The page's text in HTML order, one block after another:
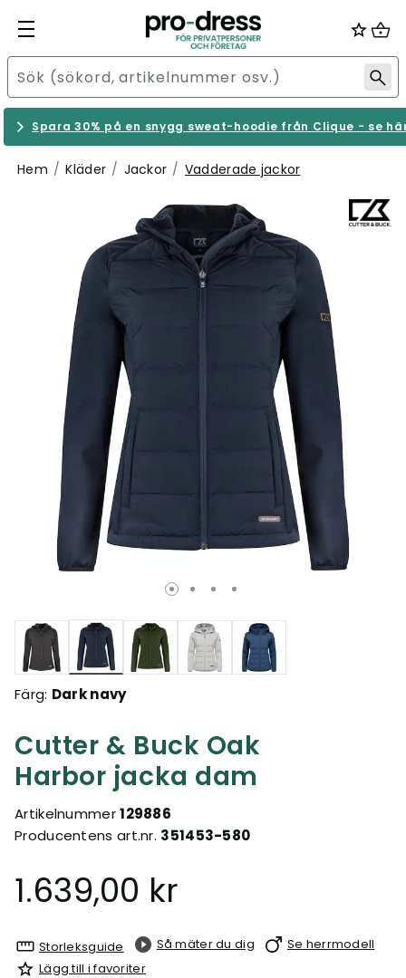
Spara 30% på en snygg sweat-hoodie från Clique - se
Hem Kläder Jackor Vadderade jackor
Cutter & Buck Oak
Harbor jacka dam
Artikelnummer129886
Producentens art.nr. 351453-580
1.639,00 kr
Valda
Färg: Dark navy
Storleksguide Så mäter du dig
Se herrmodell
Lägg till i favoriter